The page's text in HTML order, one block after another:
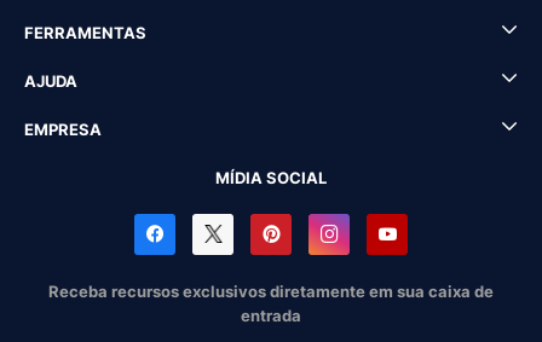
FERRAMENTAS
AJUDA
EMPRESA
MÍDIA SOCIAL
Receba recursos exclusivos diretamente em sua caixa de
entrada